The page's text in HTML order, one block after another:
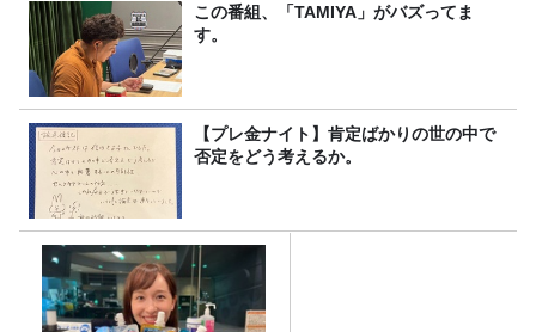
この番組、「TAMIYA」がバズってま
す。
【プレ金ナイト】肯定ばかりの世の中で
否定をどう考えるか。